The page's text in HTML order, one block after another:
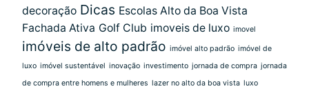
decoração Dicas Escolas Alto da Boa Vista
Fachada Ativa Golf Club imoveis de luxo imovel
imóveis de alto padrão imóvel alto padrão imóvel de
luxo imóvel sustentável inovação investimento jornada de compra jornada
de compra entre homens e mulheres lazer no alto da boa vista luxo